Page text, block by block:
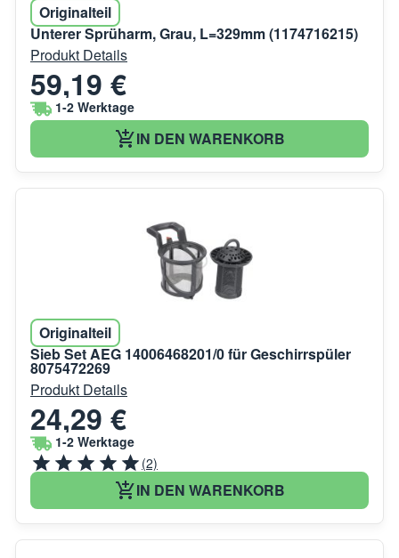
Originalteil
Unterer Sprüharm, Grau, L=329mm (1174716215)
Produkt Details
59,19 €
1-2 Werktage
IN DEN WARENKORB
Originalteil
Sieb Set AEG 14006468201/0 für Geschirrspüler
8075472269
Produkt Details
24,29 €
1-2 Werktage
(2)
IN DEN WARENKORB